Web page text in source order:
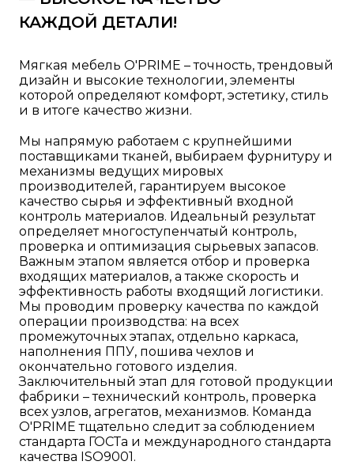
КАЖДОЙ ДЕТАЛИ!
Мягкая мебель O'PRIME – точность, трендовый
дизайн и высокие технологии, элементы
которой определяют комфорт, эстетику, стиль
и в итоге качество жизни.
Мы напрямую работаем с крупнейшими
поставщиками тканей, выбираем фурнитуру и
механизмы ведущих мировых
производителей, гарантируем высокое
качество сырья и эффективный входной
контроль материалов. Идеальный результат
определяет многоступенчатый контроль,
проверка и оптимизация сырьевых запасов.
Важным этапом является отбор и проверка
входящих материалов, а также скорость и
эффективность работы входящий логистики.
Мы проводим проверку качества по каждой
операции производства: на всех
промежуточных этапах, отдельно каркаса,
наполнения ППУ, пошива чехлов и
окончательно готового изделия.
Заключительный этап для готовой продукции
фабрики – технический контроль, проверка
всех узлов, агрегатов, механизмов. Команда
O'PRIME тщательно следит за соблюдением
стандарта ГОСТа и международного стандарта
качества ISO9001.